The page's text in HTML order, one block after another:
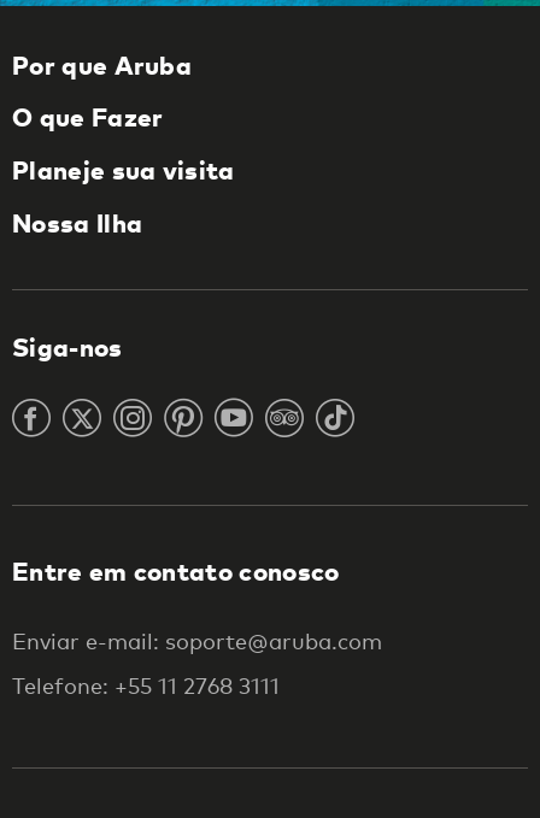
Por que Aruba
O que Fazer
Planeje sua visita
Nossa Ilha
Siga-nos
Entre em contato conosco
Enviar e-mail: soporte@aruba.com
Telefone: +55 11 2768 3111